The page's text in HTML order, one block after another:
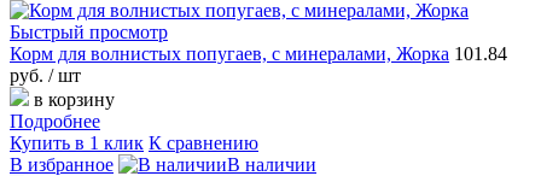
Быстрый просмотр
Корм для волнистых попугаев, с минералами, Жорка 101.84
руб. / шт
в корзину
Подробнее
Купить в 1 клик К сравнению
В избранное
В наличии